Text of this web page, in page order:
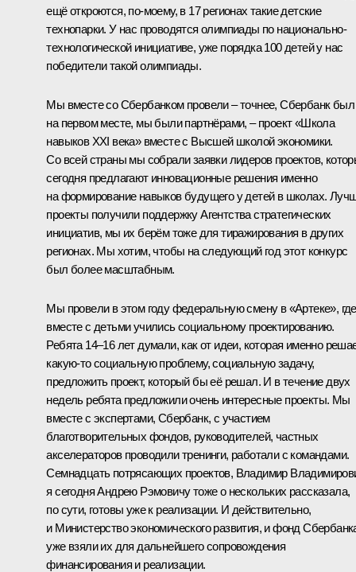
ещё откроются, по-моему, в 17 регионах такие детские
технопарки. У нас проводятся олимпиады по национально-
технологической инициативе, уже порядка 100 детей у нас
победители такой олимпиады.
Мы вместе со Сбербанком провели – точнее, Сбербанк был
на первом месте, мы были партнёрами, – проект «Школа
навыков XXI века» вместе с Высшей школой экономики.
Со всей страны мы собрали заявки лидеров проектов,
сегодня предлагают инновационные решения именно
на формирование навыков будущего у детей в школах.
проекты получили поддержку Агентства стратегических
инициатив, мы их берём тоже для тиражирования в других
регионах. Мы хотим, чтобы на следующий год этот конкурс
был более масштабным.
Мы провели в этом году федеральную смену в «Артеке», где
вместе с детьми учились социальному проектированию.
Ребята 14–16 лет думали, как от идеи, которая именно
какую‑то социальную проблему, социальную задачу,
предложить проект, который бы её решал. И в течение двух
недель ребята предложили очень интересные проекты. Мы
вместе с экспертами, Сбербанк, с участием
благотворительных фондов, руководителей, частных
акселераторов проводили тренинги, работали с командами.
Семнадцать потрясающих проектов, Владимир
я сегодня Андрею Рэмовичу тоже о нескольких рассказала,
по сути, готовы уже к реализации. И действительно,
и Министерство экономического развития, и фонд
уже взяли их для дальнейшего сопровождения
финансирования и реализации.